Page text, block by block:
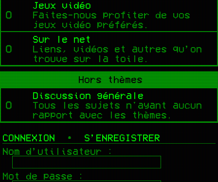
Jeux vidéo
Faites-nous profiter de vos
jeux vidéo préférés.
Sur le net
Liens, vidéos et autres qu’on
trouve sur la toile.
Hors thèmes
Discussion générale
Tous les sujets n'ayant aucun
rapport avec les thèmes.
CONNEXION • S’ENREGISTRER
Nom d’utilisateur :
Mot de passe :